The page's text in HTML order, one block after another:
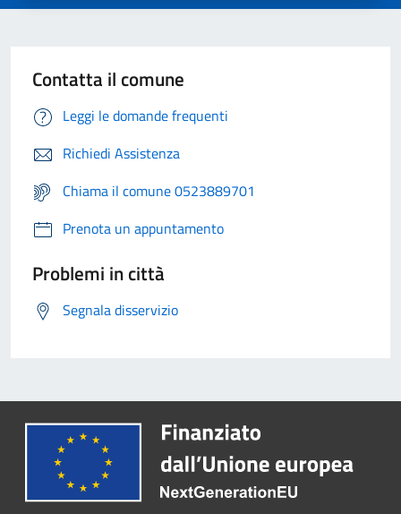
Contatta il comune
Leggi le domande frequenti
Richiedi Assistenza
Chiama il comune 0523889701
Prenota un appuntamento
Problemi in città
Segnala disservizio